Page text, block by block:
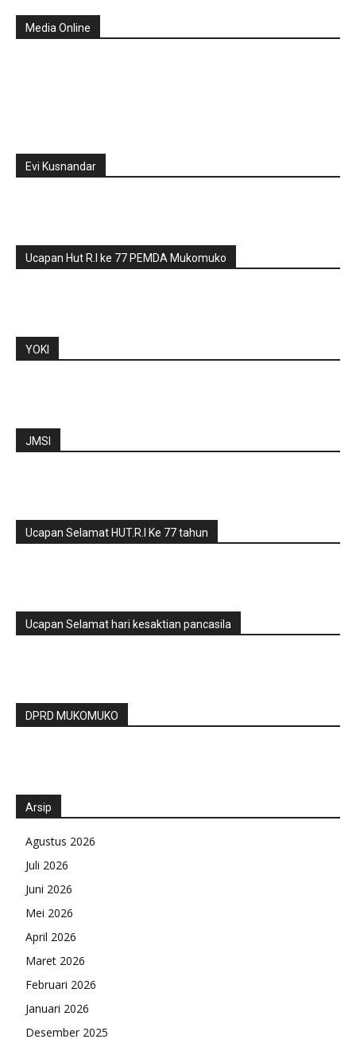
Media Online
Evi Kusnandar
Ucapan Hut R.I ke 77 PEMDA Mukomuko
YOKI
JMSI
Ucapan Selamat HUT.R.I Ke 77 tahun
Ucapan Selamat hari kesaktian pancasila
DPRD MUKOMUKO
Arsip
Agustus 2026
Juli 2026
Juni 2026
Mei 2026
April 2026
Maret 2026
Februari 2026
Januari 2026
Desember 2025